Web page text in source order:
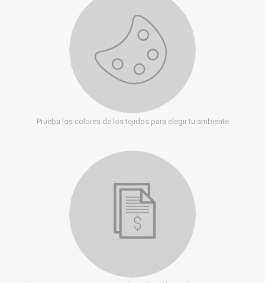
Prueba los colores de los tejidos para elegir tu ambiente